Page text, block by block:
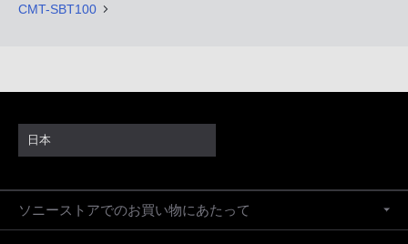
CMT-SBT100
日本
ソニーストアでのお買い物にあたって